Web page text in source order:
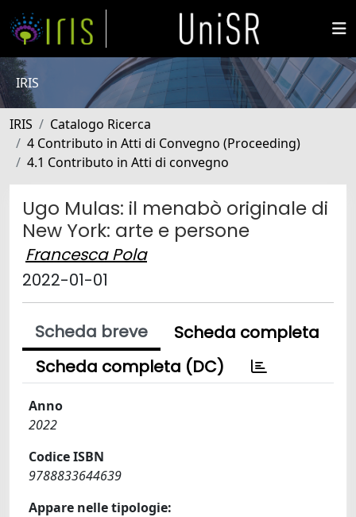
IRIS
IRIS
Catalogo Ricerca
4 Contributo in Atti di Convegno (Proceeding)
4.1 Contributo in Atti di convegno
Ugo Mulas: il menabò originale di
New York: arte e persone
Francesca Pola
2022-01-01
Scheda breve
Scheda completa
Scheda completa (DC)
Anno
2022
Codice ISBN
9788833644639
Appare nelle tipologie: